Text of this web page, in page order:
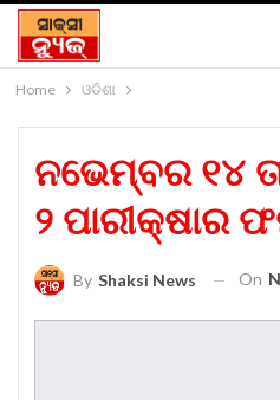
Home ଓଡିଶା
ନଭେମ୍ବର ୧୪
୨ ପାରୀକ୍ଷାର
By Shaksi News On